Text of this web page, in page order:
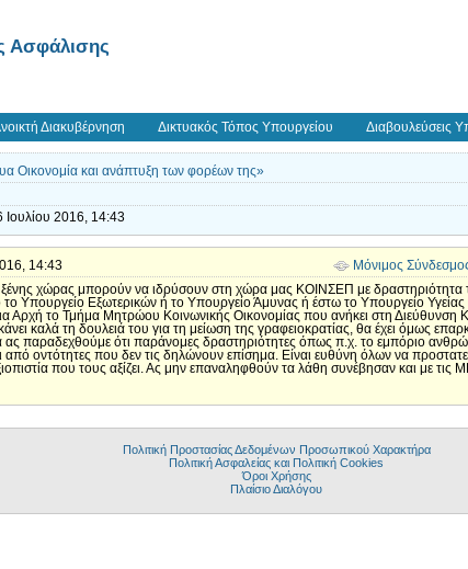
Ασφάλισης
Διακυβέρνηση Δικτυακός Τόπος Υπουργείου Διαβουλεύσεις
Οικονομία και ανάπτυξη των φορέων της»
Ιουλίου 2016, 14:43
14:43
Μόνιμος
χώρας μπορούν να ιδρύσουν στη χώρα μας ΚΟΙΝΣΕΠ με δραστηριότητα
Υπουργείο Εξωτερικών ή το Υπουργείο Άμυνας ή έστω το Υπουργείο Υγείας
το Τμήμα Μητρώου Κοινωνικής Οικονομίας που ανήκει στη Διεύθυνση
καλά τη δουλειά του για τη μείωση της γραφειοκρατίας, θα έχει όμως
ας παραδεχθούμε ότι παράνομες δραστηριότητες όπως π.χ. το εμπόριο
οντότητες που δεν τις δηλώνουν επίσημα. Είναι ευθύνη όλων να
που τους αξίζει. Ας μην επαναληφθούν τα λάθη συνέβησαν και με
Πολιτική Προστασίας Δεδομένων Προσωπικού Χαρακτήρα
Πολιτική Ασφαλείας και Πολιτική Cookies
Όροι Χρήσης
Πλαίσιο Διαλόγου